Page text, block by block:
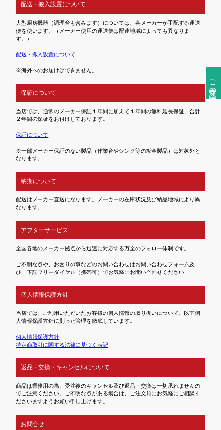
ご注文前の確認事項
配送・搬入設置について
大型厨房機器（調理台も含みます）については、各メーカーが手配する運送
便を使います。（メーカー使用の運送便は配達地域によっても異なりま
す。）
配送・搬入設置について
※海外へのお届けはできません。
保証について
当店では、通常のメーカー保証１年間に加えて１年間の無料延長保証、合計
２年間の保証をお付けしております。
保証について
※一部メーカー保証のない製品（作業台やシンク等の板金製品）は対象外と
なります。
納期について
配送はメーカー直送になります。メーカーの在庫状況及び納品地域により異
なります。
アフターサービス
全国各地のメーカー拠点から迅速に対応する万全のフォロー体制です。
ご不明な点や、お困りの事などのお問い合わせはお問い合わせフォーム及
び、下記フリーダイヤル（携帯可）でお気軽にお問い合わせください。
個人情報保護方針
当店では、ご利用いただいたお客様の個人情報の取り扱いについて、以下個
人情報保護方針に則った管理を徹底しています。
個人情報保護方針
特定商取引に関する法律に基づく表記
返品・交換・キャンセルについて
商品は業務用の為、受注後のキャンセル及び返品・交換は一切承れませんの
でご注意ください。ご不明な点がある場合は、ご注文前にお気軽にご相談く
ださいますようお願い申し上げます。
お問合せ